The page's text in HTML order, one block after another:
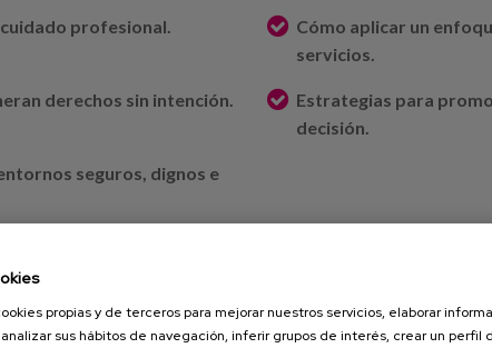
profesional.
Cómo aplicar un
servicios.
derechos sin intención.
Estrategias para
decisión.
seguros, dignos e
propias y de terceros para mejorar nuestros servicios, elaborar
sus hábitos de navegación, inferir grupos de interés, crear un perfil